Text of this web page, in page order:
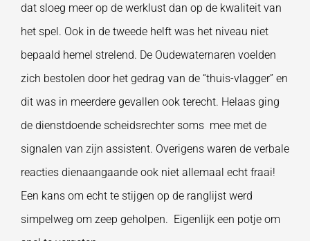
dat sloeg meer op de werklust dan op de kwaliteit van
het spel. Ook in de tweede helft was het niveau niet
bepaald hemel strelend. De Oudewaternaren voelden
zich bestolen door het gedrag van de “thuis-vlagger” en
dit was in meerdere gevallen ook terecht. Helaas ging
de dienstdoende scheidsrechter soms mee met de
signalen van zijn assistent. Overigens waren de verbale
reacties dienaangaande ook niet allemaal echt fraai!
Een kans om echt te stijgen op de ranglijst werd
simpelweg om zeep geholpen. Eigenlijk een potje om